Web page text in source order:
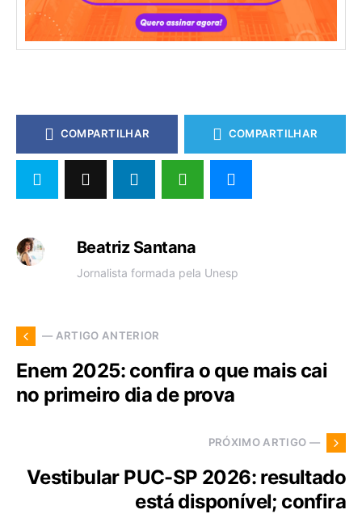
COMPARTILHAR COMPARTILHAR
Beatriz Santana
Jornalista formada pela Unesp
— ARTIGO ANTERIOR
Enem 2025: confira o que mais cai
no primeiro dia de prova
PRÓXIMO ARTIGO —
Vestibular PUC-SP 2026: resultado
está disponível; confira